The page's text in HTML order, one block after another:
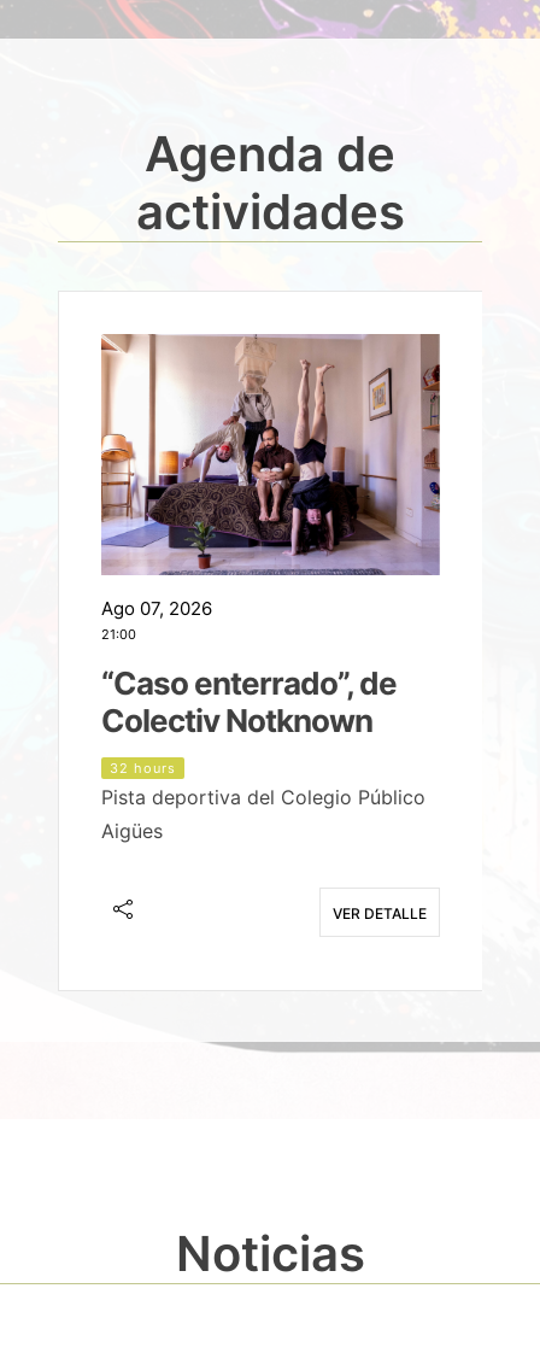
Agenda de
actividades
Ago 07, 2026
21:00
“Caso enterrado”, de
Colectiv Notknown
32 hours
Pista deportiva del Colegio Público
Aigües
VER DETALLE
Noticias